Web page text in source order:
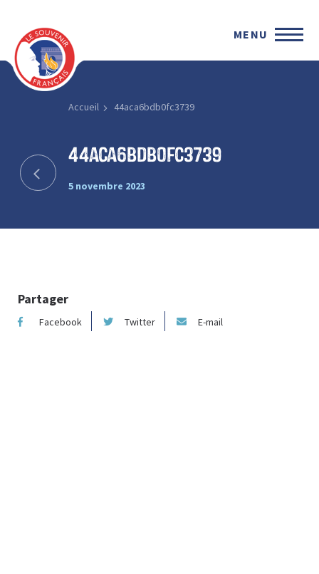
MENU
Accueil 44aca6bdb0fc3739
44aca6bdb0fc3739
5 novembre 2023
Partager
Facebook Twitter E-mail